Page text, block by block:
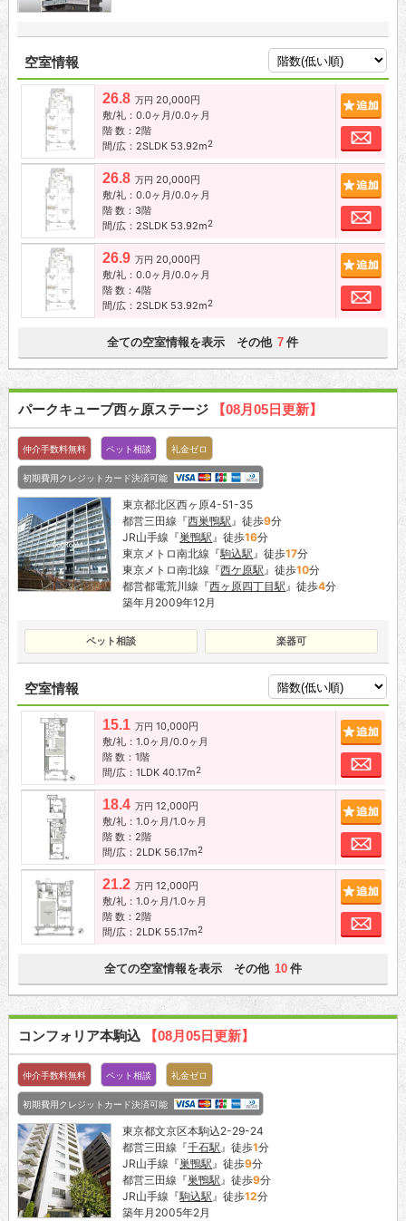
空室情報
26.8 万円 20,000円
敷/礼：0.0ヶ月/0.0ヶ月
階 数：2階
間/広：2SLDK 53.92m2
お
26.8 万円 20,000円
敷/礼：0.0ヶ月/0.0ヶ月
階 数：3階
間/広：2SLDK 53.92m2
お
26.9 万円 20,000円
敷/礼：0.0ヶ月/0.0ヶ月
階 数：4階
間/広：2SLDK 53.92m2
お
全ての空室情報を表示 その他 7 件
パークキューブ西ヶ原ステージ 【08月05日更新】
仲介手数料無料 ペット相談 礼金ゼロ
初期費用クレジットカード決済可能
東京都北区西ヶ原4-51-35
都営三田線『西巣鴨駅』徒歩9分
JR山手線『巣鴨駅』徒歩16分
東京メトロ南北線『駒込駅』徒歩17分
東京メトロ南北線『西ケ原駅』徒歩10分
都営都電荒川線『西ヶ原四丁目駅』徒歩4分
築年月2009年12月
ペット相談 楽器可
空室情報
15.1 万円 10,000円
敷/礼：1.0ヶ月/0.0ヶ月
階 数：1階
間/広：1LDK 40.17m2
お
18.4 万円 12,000円
敷/礼：1.0ヶ月/1.0ヶ月
階 数：2階
間/広：2LDK 56.17m2
お
21.2 万円 12,000円
敷/礼：1.0ヶ月/1.0ヶ月
階 数：2階
間/広：2LDK 55.17m2
追加
お
全ての空室情報を表示 その他 10 件
コンフォリア本駒込 【08月05日更新】
仲介手数料無料 ペット相談 礼金ゼロ
初期費用クレジットカード決済可能
東京都文京区本駒込2-29-24
都営三田線『千石駅』徒歩1分
JR山手線『巣鴨駅』徒歩9分
都営三田線『巣鴨駅』徒歩9分
JR山手線『駒込駅』徒歩12分
築年月2005年2月